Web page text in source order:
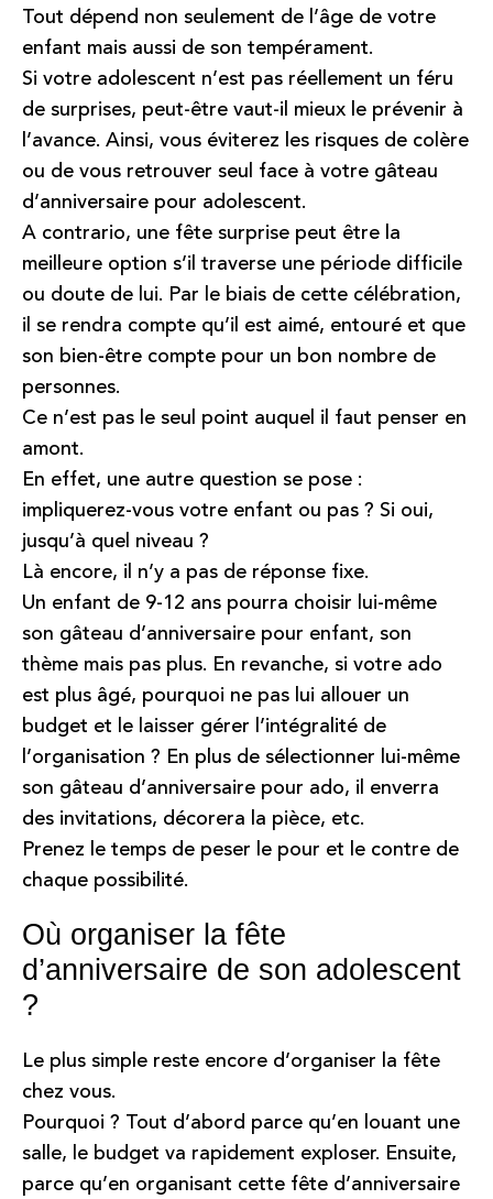
Tout dépend non seulement de l’âge de votre
enfant mais aussi de son tempérament.
Si votre adolescent n’est pas réellement un féru
de surprises, peut-être vaut-il mieux le prévenir à
l’avance. Ainsi, vous éviterez les risques de colère
ou de vous retrouver seul face à votre gâteau
d’anniversaire pour adolescent.
A contrario, une fête surprise peut être la
meilleure option s’il traverse une période difficile
ou doute de lui. Par le biais de cette célébration,
il se rendra compte qu’il est aimé, entouré et que
son bien-être compte pour un bon nombre de
personnes.
Ce n’est pas le seul point auquel il faut penser en
amont.
En effet, une autre question se pose :
impliquerez-vous votre enfant ou pas ? Si oui,
jusqu’à quel niveau ?
Là encore, il n’y a pas de réponse fixe.
Un enfant de 9-12 ans pourra choisir lui-même
son gâteau d’anniversaire pour enfant, son
thème mais pas plus. En revanche, si votre ado
est plus âgé, pourquoi ne pas lui allouer un
budget et le laisser gérer l’intégralité de
l’organisation ? En plus de sélectionner lui-même
son gâteau d’anniversaire pour ado, il enverra
des invitations, décorera la pièce, etc.
Prenez le temps de peser le pour et le contre de
chaque possibilité.
Où organiser la fête
d’anniversaire de son adolescent
?
Le plus simple reste encore d’organiser la fête
chez vous.
Pourquoi ? Tout d’abord parce qu’en louant une
salle, le budget va rapidement exploser. Ensuite,
parce qu’en organisant cette fête d’anniversaire